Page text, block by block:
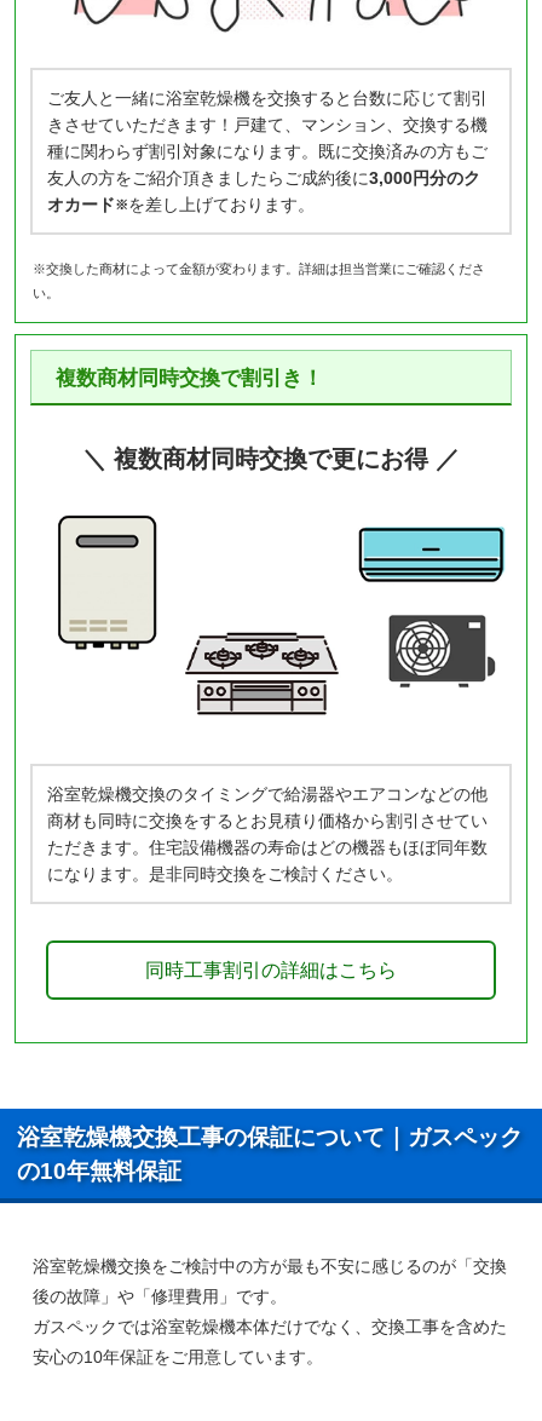
ご友人と一緒に浴室乾燥機を交換すると台数に応じて割引
きさせていただきます！戸建て、マンション、交換する機
種に関わらず割引対象になります。既に交換済みの方もご
友人の方をご紹介頂きましたらご成約後に3,000円分のク
オカード※を差し上げております。
※交換した商材によって金額が変わります。詳細は担当営業にご確認くださ
い。
複数商材同時交換で割引き！
＼ 複数商材同時交換で更にお得 ／
浴室乾燥機交換のタイミングで給湯器やエアコンなどの他
商材も同時に交換をするとお見積り価格から割引させてい
ただきます。住宅設備機器の寿命はどの機器もほぼ同年数
になります。是非同時交換をご検討ください。
同時工事割引の詳細はこちら
浴室乾燥機交換工事の保証について｜ガスペック
の10年無料保証
浴室乾燥機交換をご検討中の方が最も不安に感じるのが「交換
後の故障」や「修理費用」です。
ガスペックでは浴室乾燥機本体だけでなく、交換工事を含めた
安心の10年保証をご用意しています。